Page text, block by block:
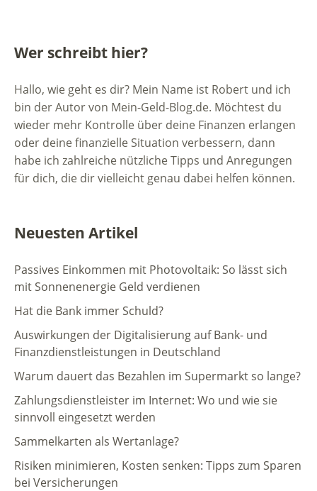
Wer schreibt hier?
Hallo, wie geht es dir? Mein Name ist Robert und ich
bin der Autor von Mein-Geld-Blog.de. Möchtest du
wieder mehr Kontrolle über deine Finanzen erlangen
oder deine finanzielle Situation verbessern, dann
habe ich zahlreiche nützliche Tipps und Anregungen
für dich, die dir vielleicht genau dabei helfen können.
Neuesten Artikel
Passives Einkommen mit Photovoltaik: So lässt sich
mit Sonnenenergie Geld verdienen
Hat die Bank immer Schuld?
Auswirkungen der Digitalisierung auf Bank- und
Finanzdienstleistungen in Deutschland
Warum dauert das Bezahlen im Supermarkt so lange?
Zahlungsdienstleister im Internet: Wo und wie sie
sinnvoll eingesetzt werden
Sammelkarten als Wertanlage?
Risiken minimieren, Kosten senken: Tipps zum Sparen
bei Versicherungen